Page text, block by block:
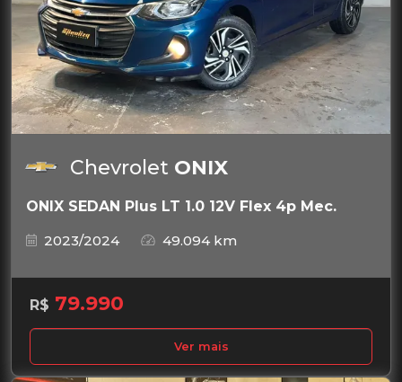
Chevrolet ONIX
ONIX SEDAN Plus LT 1.0 12V Flex 4p Mec.
2023/2024
49.094 km
R$ 79.990
Ver mais